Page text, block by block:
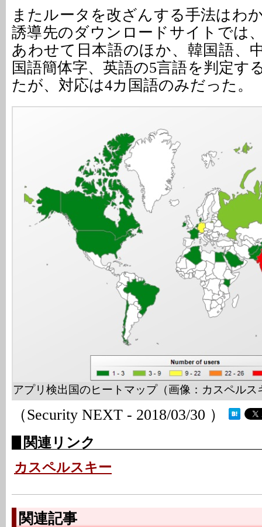
またルータを改ざんする手法はわ
誘導先のダウンロードサイトでは
あわせて日本語のほか、韓国語、
国語簡体字、英語の5言語を判定す
たが、対応は4カ国語のみだった。
アプリ検出国のヒートマップ（画像：カスペルス
（Security NEXT - 2018/03/30 ）
関連リンク
カスペルスキー
関連記事